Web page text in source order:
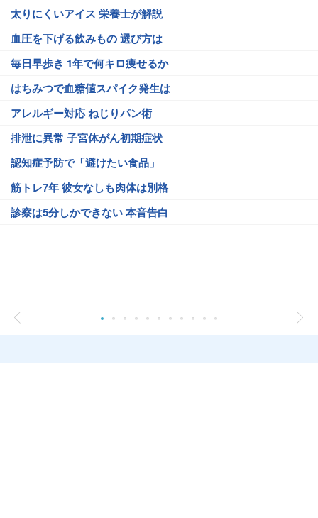
太りにくいアイス 栄養士が解説
血圧を下げる飲みもの 選び方は
毎日早歩き 1年で何キロ痩せるか
はちみつで血糖値スパイク発生は
アレルギー対応 ねじりパン術
排泄に異常 子宮体がん初期症状
認知症予防で「避けたい食品」
筋トレ7年 彼女なしも肉体は別格
診察は5分しかできない 本音告白